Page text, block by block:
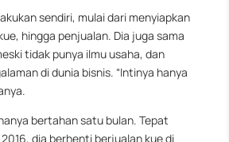
sendiri, mulai dari menyiapkan
hingga penjualan. Dia juga sama
tidak punya ilmu usaha, dan
di dunia bisnis. “Intinya hanya
bertahan satu bulan. Tepat
dia berhenti berjualan kue di